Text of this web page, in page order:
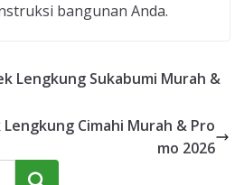
bangunan Anda.
Lengkung Sukabumi Murah &
Cimahi Murah & Pro
mo 2026